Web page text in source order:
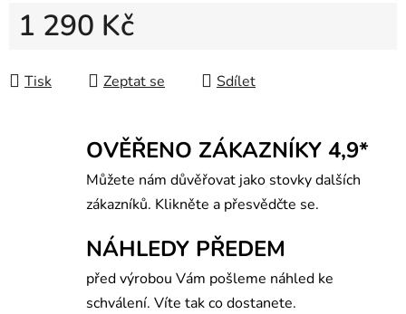
1 290 Kč
Tisk
Zeptat se Sdílet
OVĚŘENO ZÁKAZNÍKY 4,9*
Můžete nám důvěřovat jako stovky dalších
zákazníků. Klikněte a přesvědčte se.
NÁHLEDY PŘEDEM
před výrobou Vám pošleme náhled ke
schválení. Víte tak co dostanete.